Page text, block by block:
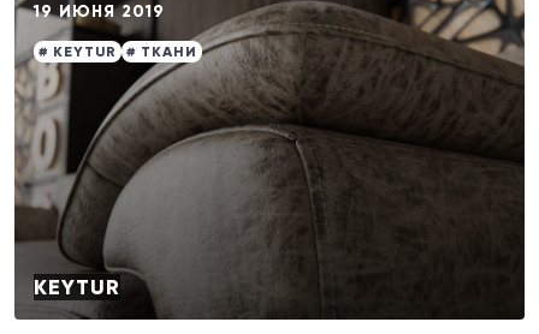
19 ИЮНЯ 2019
# KEYTUR # ТКАНИ
KEYTUR